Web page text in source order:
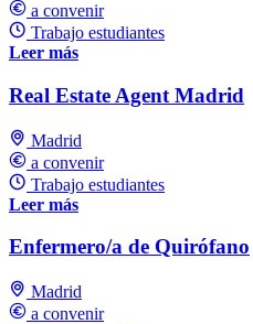
a convenir
Trabajo estudiantes
Leer más
Real Estate Agent Madrid
Madrid
a convenir
Trabajo estudiantes
Leer más
Enfermero/a de Quirófano
Madrid
a convenir